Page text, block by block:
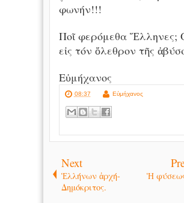
φωνήν!!!
Ποῖ φερόμεθα Ἕλληνες;
εἰς τόν ὄλεθρον τῆς
Εὐμήχανος
08:37 Εὐμήχανος
Next
Ἑλλήνων ἀρχή-
Δημόκριτος.
Ἡ